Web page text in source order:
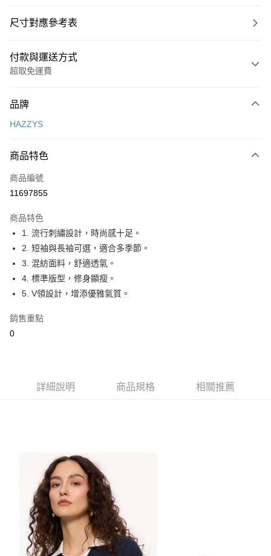
尺寸對應參考表
付款與運送方式
超取免運費
信用卡一次付款
LINE Pay
Apple Pay
悠遊付
大哥付你分期
相關說明
【大哥付你分期使用說明】
1.本服務由台灣大哥大提供，台灣大哥大用戶可立即使用無須另外申請。
2.付款方式選擇「大哥付你分期」，訂單成立後會自動跳轉到大哥付的交易
成交易。
1.分期款項不併入電信帳單，「大哥付你分期」於每月結算日後寄送繳費提
醒簡訊。
用戶於交易時，得透過本服務購買商品或服務，並由商店將買賣／分期付款
買賣價金債權讓與本公司後，依約使用本公司帳單繳交帳款。
2.基於同意付款使用「大哥付你分期」之契約關係目的，商店將以您的個人
資料（包含姓名、電話或地址）提供予台灣大哥大進項蒐集、處理及利用，
由本公司與您本人進行分期帳單所需資料之確認、核對及更正。
3.完整用戶服務條款，請詳閱以下連結：
AFTEE先享後付
相關說明
AFTEE先享後付是「在收到商品之後才付款」的支付方式。 讓您購物簡單
【「AFTEE先享後付」結帳流程】
※ 請注意：結帳手續完成當下不需立刻繳費，但若您需要取消訂單，請聯絡
購買商品的店家。未經商家同意取消之訂單仍視為有效，需透過AFTEE先享
後付繳納相關費用。
※ 交易是否成功請以「AFTEE先享後付 」之結帳頁面顯示為準，若有關於
是否繳費成功／繳費後需取消欲退款等相關疑問，請聯繫「AFTEE先享後付
客戶支援中心」https://netprotections.freshdesk.com/support/home
【注意事項】
１．透過由恩沛科技股份有限公司提供之「AFTEE先享後付」服務完成之交
易，需依本服務之必要範圍內提供個人資料，並將交易相關給付款項請求債
ATM付款
付款後萊爾富取貨
免運費
7-11取貨付款
免運費
品牌
HAZZYS
商品特色
商品編號
11697855
商品特色
1. 流行刺繡設計，時尚感十足。
2. 短袖與長袖可選，適合多季節。
3. 混紡面料，舒適透氣。
4. 標準版型，修身顯瘦。
5. V領設計，增添優雅氣質。
銷售重點
0
詳細說明 商品規格 相關推薦